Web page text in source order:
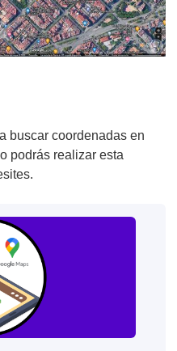
buscar coordenadas en
podrás realizar esta